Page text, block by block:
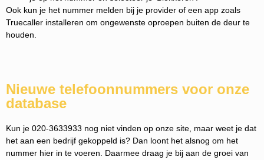
Ook kun je het nummer melden bij je provider of een app zoals
Truecaller installeren om ongewenste oproepen buiten de deur te
houden.
Nieuwe telefoonnummers voor onze
database
Kun je 020-3633933 nog niet vinden op onze site, maar weet je dat
het aan een bedrijf gekoppeld is? Dan loont het alsnog om het
nummer hier in te voeren. Daarmee draag je bij aan de groei van